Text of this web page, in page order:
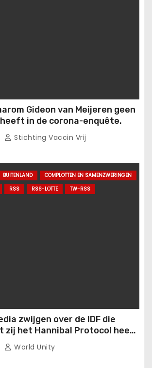
Gideon van Meijeren geen
in de corona-enquête.
Stichting Vaccin Vrij
BUITENLAND
COMPLOTTEN EN SAMENZWERINGEN
RSS RSS-LOTTE TW-RSS
zwijgen over de IDF die
het Hannibal Protocol heeft
op 7 oktober veel
en burgers omkwamen..
World Unity